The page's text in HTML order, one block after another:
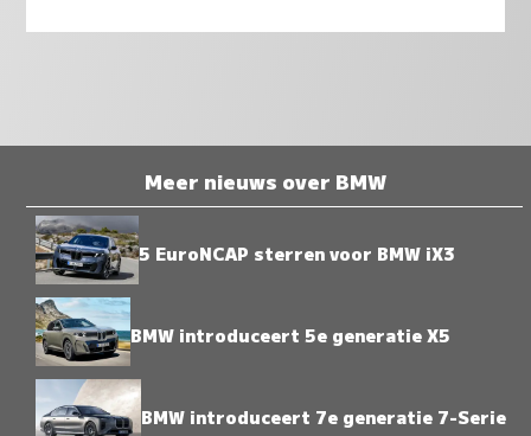
Meer nieuws over BMW
5 EuroNCAP sterren voor BMW iX3
BMW introduceert 5e generatie X5
BMW introduceert 7e generatie 7-Serie